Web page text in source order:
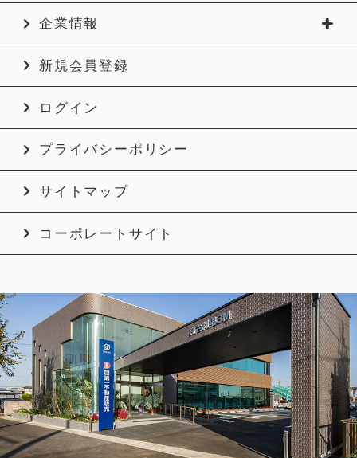
企業情報
新規会員登録
ログイン
プライバシーポリシー
サイトマップ
コーポレートサイト